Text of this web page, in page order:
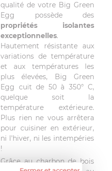
qualité de votre Big Green
Egg possède des
propriétés isolantes
exceptionnelles.
Hautement résistante aux
variations de température
et aux températures les
plus élevées, Big Green
Egg cuit de 50 à 350° C,
quelque soit la
température extérieure.
Plus rien ne vous arrêtera
pour cuisiner en extérieur,
ni l'hiver, ni les intempéries
!
Grâce au charbon de bois